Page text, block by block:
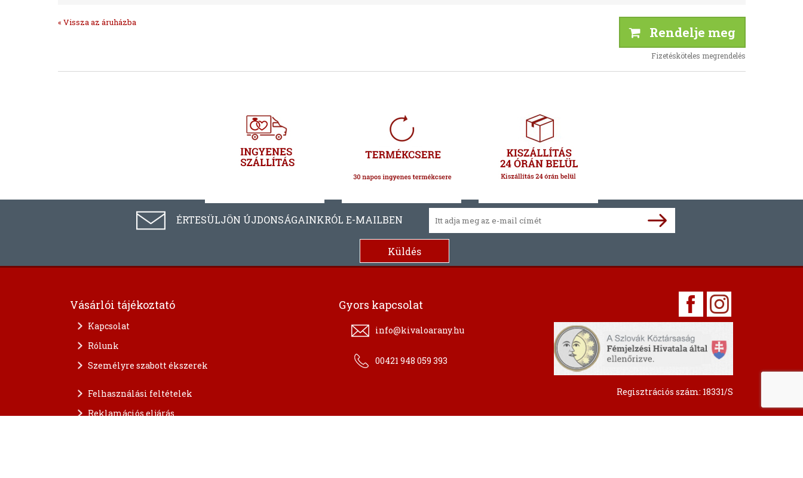
« Vissza az áruházba
Rendelje meg
Fizetésköteles megrendelés
ÉRTESÜLJÖN ÚJDONSÁGAINKRÓL E-MAILBEN
Vásárlói tájékoztató
Kapcsolat
Rólunk
Személyre szabott ékszerek
Felhasználási feltételek
Reklamációs eljárás
Gyors kapcsolat
info@kivaloarany.hu
00421 948 059 393
Regisztrációs szám: 18331/S